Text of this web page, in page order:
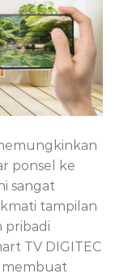
ponsel ke
sangat
tampilan
pribadi
TV DIGITEC
membuat